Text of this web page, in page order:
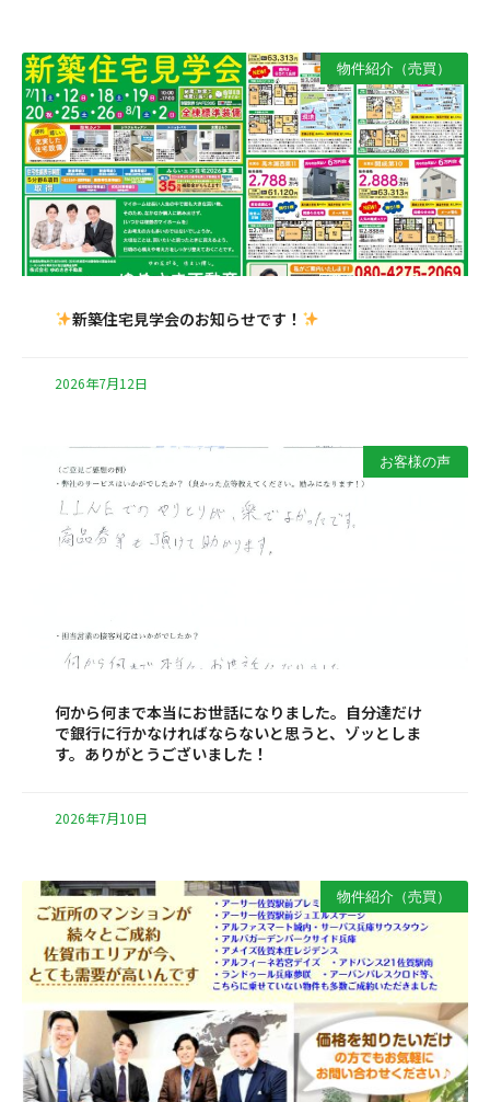
物件紹介（売買）
新築住宅見学会のお知らせです！
2026年7月12日
お客様の声
何から何まで本当にお世話になりました。自分達だけ
で銀行に行かなければならないと思うと、ゾッとしま
す。ありがとうございました！
2026年7月10日
物件紹介（売買）